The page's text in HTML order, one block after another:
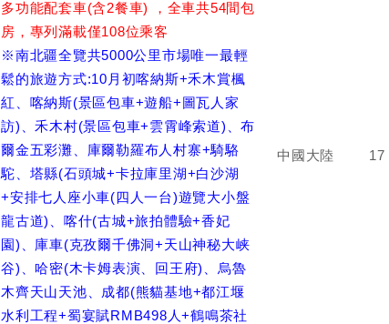
多功能配套車(含2餐車) ，全車共54間包
房，專列滿載僅108位乘客
※南北疆全覽共5000公里市場唯一最輕
鬆的旅遊方式:10月初喀納斯+禾木賞楓
紅、喀納斯(景區包車+遊船+圖瓦人家
訪)、禾木村(景區包車+雲霄峰索道)、布
爾金五彩灘、庫爾勒羅布人村寨+騎駱
駝、塔縣(石頭城+卡拉庫里湖+白沙湖
+安排七人座小車(四人一台)遊覽大小盤
龍古道)、喀什(古城+旅拍體驗+香妃
園)、庫車(克孜爾千佛洞+天山神秘大峡
谷)、哈密(木卡姆表演、回王府)、烏魯
木齊天山天池、成都(熊貓基地+都江堰
水利工程+蜀宴賦RMB498人+鶴鳴茶社
中國大陸 17